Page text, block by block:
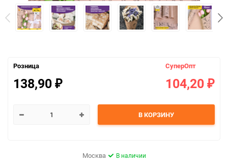
Розница
138,90 ₽
СуперОпт
104,20 ₽
В КОРЗИНУ
Москва В наличии